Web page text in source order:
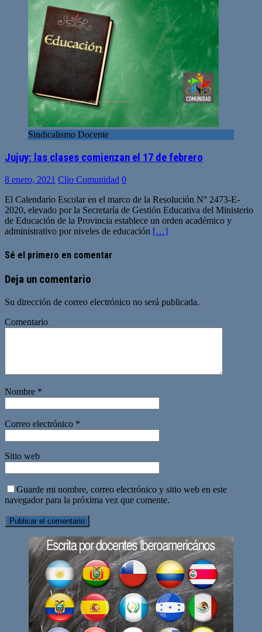
Sindicalismo Docente
Jujuy: las clases comienzan el 17 de febrero
8 enero, 2021 Clio Comunidad 0
El Calendario Escolar en el marco de la Resolución N° 2473-E-
2020, elevado por la Secretaría de Gestión Educativa del Ministerio
de Educación de la Provincia establece un orden académico y
administrativo por niveles de educación […]
Sé el primero en comentar
Deja un comentario
Su dirección de correo electrónico no será publicada.
Comentario
Nombre *
Correo electrónico *
Sitio web
Guarde mi nombre, correo electrónico y sitio web en este
navegador para la próxima vez que comente.